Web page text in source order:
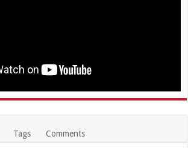
Tags Comments